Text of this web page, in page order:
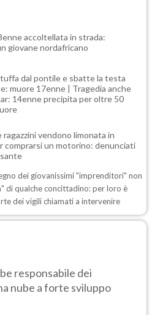
accoltellata in strada:
giovane nordafricano
tuffa dal pontile e sbatte la testa
muore 17enne | Tragedia anche
14enne precipita per oltre 50
ragazzini vendono limonata in
comprarsi un motorino: denunciati
dei giovanissimi "imprenditori" non
di qualche concittadino: per loro è
dei vigili chiamati a intervenire
responsabile dei
nube a forte sviluppo